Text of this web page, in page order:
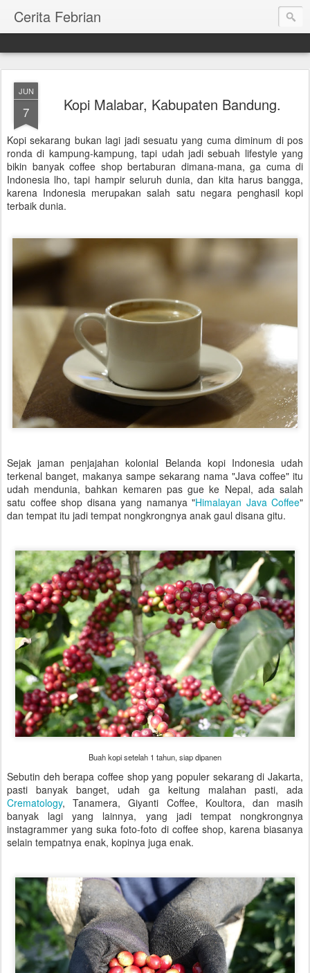
Cerita Febrian
JUN
7 Kopi Malabar, Kabupaten Bandung.
Kopi sekarang bukan lagi jadi sesuatu yang cuma diminum di pos
ronda di kampung-kampung, tapi udah jadi sebuah lifestyle yang
bikin banyak coffee shop bertaburan dimana-mana, ga cuma di
Indonesia lho, tapi hampir seluruh dunia, dan kita harus bangga,
karena Indonesia merupakan salah satu negara penghasil kopi
terbaik dunia.
Sejak jaman penjajahan kolonial Belanda kopi Indonesia udah
terkenal banget, makanya sampe sekarang nama "Java coffee" itu
udah mendunia, bahkan kemaren pas gue ke Nepal, ada salah
satu coffee shop disana yang namanya "Himalayan Java Coffee"
dan tempat itu jadi tempat nongkrongnya anak gaul disana gitu.
Buah kopi setelah 1 tahun, siap dipanen
Sebutin deh berapa coffee shop yang populer sekarang di Jakarta,
pasti banyak banget, udah ga keitung malahan pasti, ada
Crematology, Tanamera, Giyanti Coffee, Koultora, dan masih
banyak lagi yang lainnya, yang jadi tempat nongkrongnya
instagrammer yang suka foto-foto di coffee shop, karena biasanya
selain tempatnya enak, kopinya juga enak.